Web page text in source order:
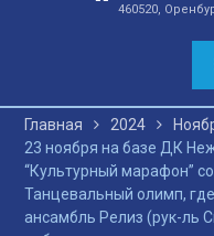
и это
села и
ярмаркой.
разыграна
460520,
Главная 2024
23 ноября на базе ДК
“Культурный марафон”
Танцевальный олимп,
ансамбль Релиз (рук-ль